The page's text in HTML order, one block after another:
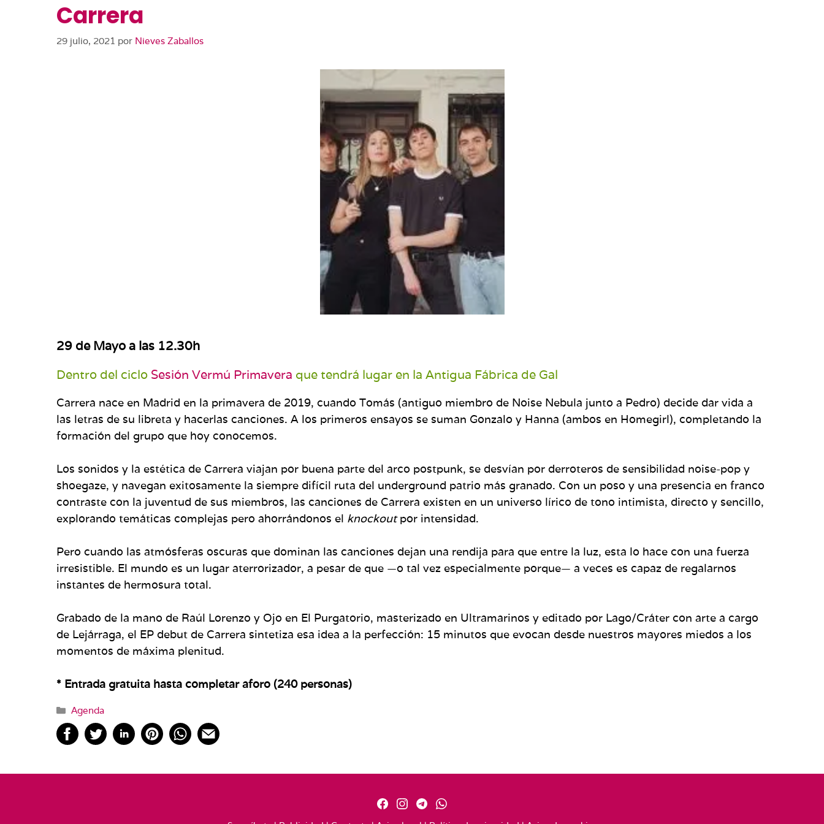
Carrera
29 julio, 2021 por Nieves Zaballos
29 de Mayo a las 12.30h
Dentro del ciclo Sesión Vermú Primavera que tendrá lugar en la Antigua Fábrica de Gal
Carrera nace en Madrid en la primavera de 2019, cuando Tomás (antiguo miembro de Noise Nebula junto a Pedro) decide dar vida a
las letras de su libreta y hacerlas canciones. A los primeros ensayos se suman Gonzalo y Hanna (ambos en Homegirl), completando la
formación del grupo que hoy conocemos.
Los sonidos y la estética de Carrera viajan por buena parte del arco postpunk, se desvían por derroteros de sensibilidad noise-pop y
shoegaze, y navegan exitosamente la siempre difícil ruta del underground patrio más granado. Con un poso y una presencia en franco
contraste con la juventud de sus miembros, las canciones de Carrera existen en un universo lírico de tono intimista, directo y sencillo,
explorando temáticas complejas pero ahorrándonos el knockoutpor intensidad.
Pero cuando las atmósferas oscuras que dominan las canciones dejan una rendija para que entre la luz, esta lo hace con una fuerza
irresistible. El mundo es un lugar aterrorizador, a pesar de que —o tal vez especialmente porque— a veces es capaz de regalarnos
instantes de hermosura total.
Grabado de la mano de Raúl Lorenzo y Ojo en El Purgatorio, masterizado en Ultramarinos y editado por Lago/Cráter con arte a cargo
de Lejárraga, el EP debut de Carrera sintetiza esa idea a la perfección: 15 minutos que evocan desde nuestros mayores miedos a los
momentos de máxima plenitud.
* Entrada gratuita hasta completar aforo (240 personas)
Categorías
Agenda